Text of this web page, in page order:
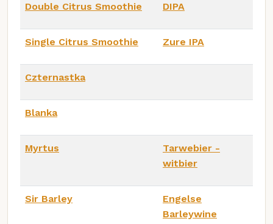
Double Citrus Smoothie DIPA
Single Citrus Smoothie Zure IPA
Czternastka
Blanka
Myrtus
Tarwebier -
witbier
Sir Barley
Engelse
Barleywine